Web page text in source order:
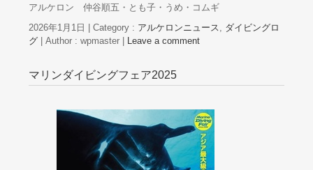
アルケロン 仲谷順五・とも子・うめ・コムギ
2026年1月1日 | Category : アルケロンニュース
ダイビングロ
グ | Author : wpmaster | Leave a comment
マリンダイビングフェア2025